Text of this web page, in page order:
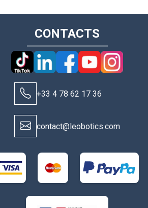
CONTACTS
+33 4 78 62 17 36
contact@leobotics.com